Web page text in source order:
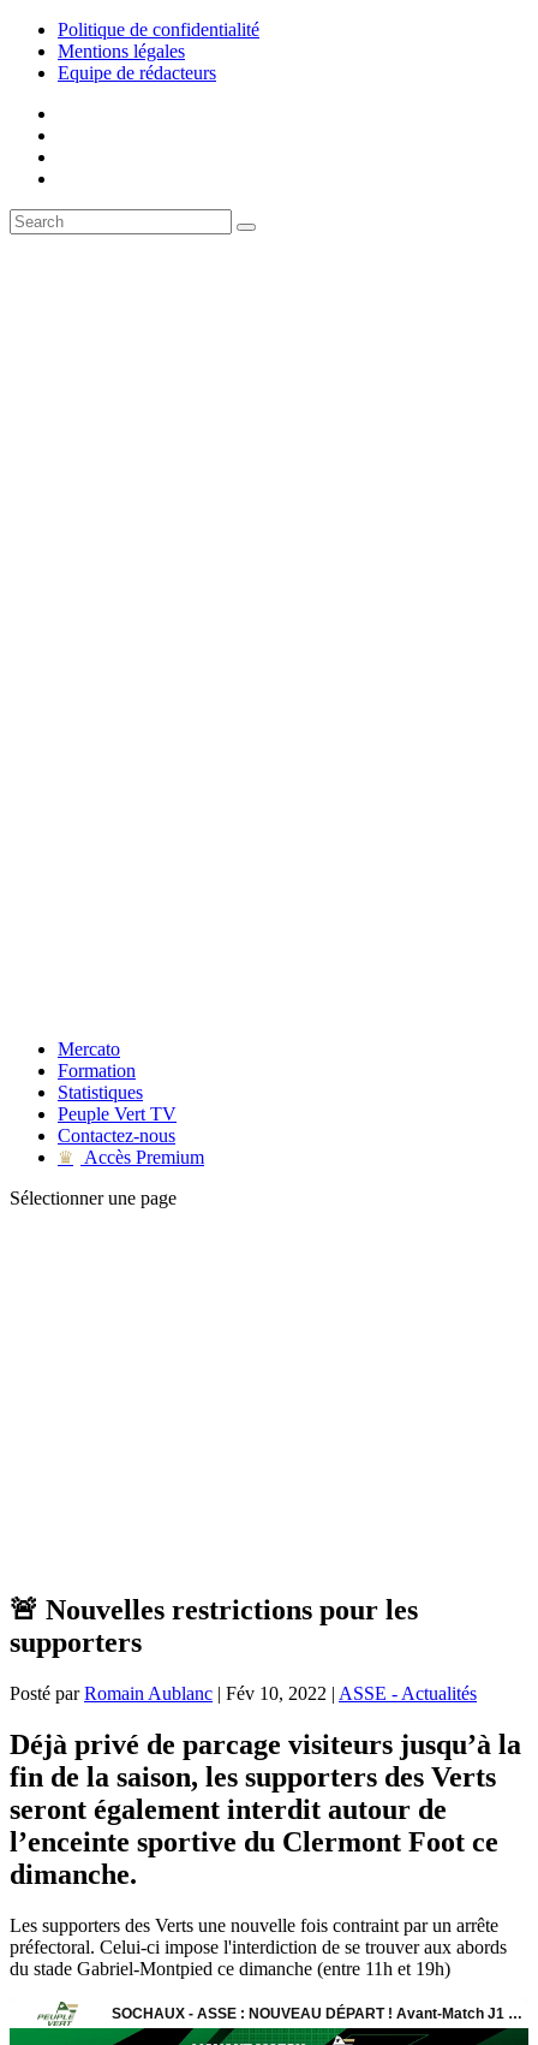
Politique de confidentialité
Mentions légales
Equipe de rédacteurs
Mercato
Formation
Statistiques
Peuple Vert TV
Contactez-nous
♛
Accès Premium
Sélectionner une page
🚨 Nouvelles restrictions pour les
supporters
Posté parRomain Aublanc | Fév 10, 2022 | ASSE - Actualités
Déjà privé de parcage visiteurs jusqu’à la
fin de la saison, les supporters des Verts
seront également interdit autour de
l’enceinte sportive du Clermont Foot ce
dimanche.
Les supporters des Verts une nouvelle fois contraint par un arrête
préfectoral. Celui-ci impose l'interdiction de se trouver aux abords
du stade Gabriel-Montpied ce dimanche (entre 11h et 19h)